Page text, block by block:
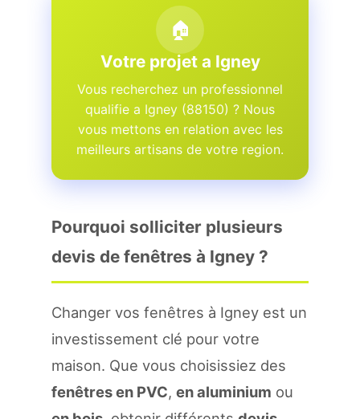
🏠
Votre projet a Igney
Vous recherchez un professionnel
qualifie a Igney (88150) ? Nous
vous mettons en relation avec les
meilleurs artisans de votre region.
Pourquoi solliciter plusieurs
devis de fenêtres à Igney ?
Changer vos fenêtres à Igney est un
investissement clé pour votre
maison. Que vous choisissiez des
fenêtres en PVC, en aluminium ou